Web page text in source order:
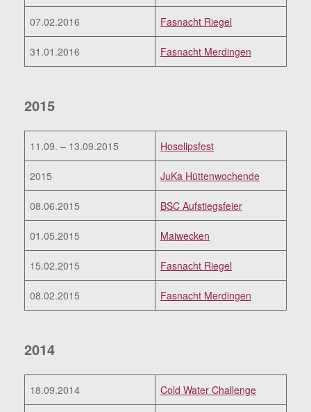
07.02.2016 Fasnacht Riegel
31.01.2016 Fasnacht Merdingen
2015
11.09. – 13.09.2015 Hoselipsfest
2015 JuKa Hüttenwochende
08.06.2015 BSC Aufstiegsfeier
01.05.2015 Maiwecken
15.02.2015 Fasnacht Riegel
08.02.2015 Fasnacht Merdingen
2014
18.09.2014 Cold Water Challenge